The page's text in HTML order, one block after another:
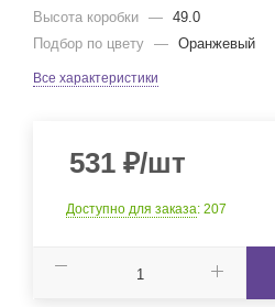
Высота коробки — 49.0
Подбор по цвету — Оранжевый
Все характеристики
531 ₽/шт
Доступно для заказа: 207